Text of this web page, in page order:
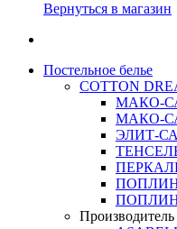
Вернуться в магазин
Постельное белье
COTTON
МАКО-
МАКО-
ЭЛИТ-
ПОПЛИН
ПОПЛИН
Производитель